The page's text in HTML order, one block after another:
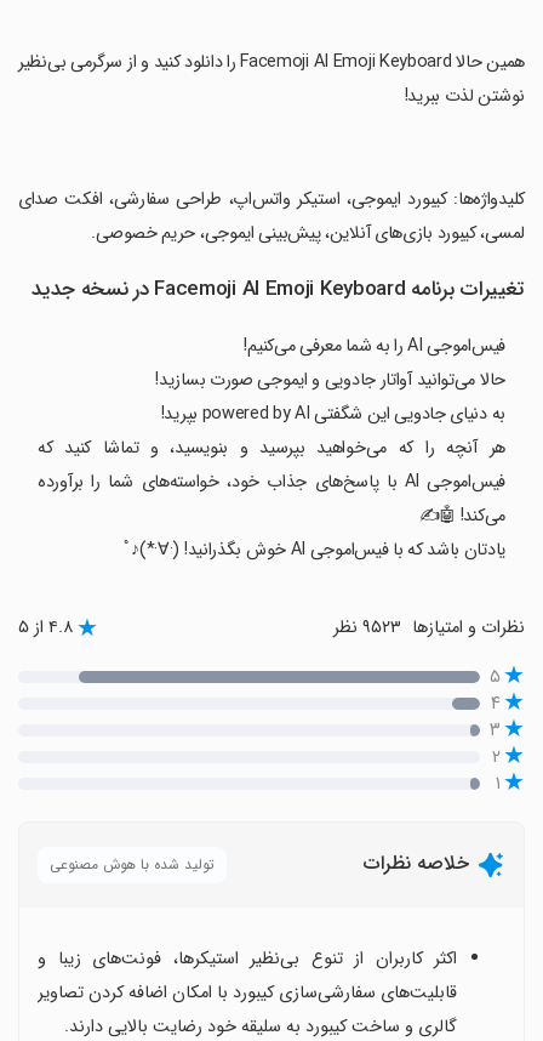
‏همین حالا Facemoji AI Emoji Keyboard را دانلود کنید و از سرگرمی بی‌نظیر
نوشتن لذت ببرید!
‏کلیدواژه‌ها: کیبورد ایموجی، استیکر واتس‌اپ، طراحی سفارشی، افکت صدای
لمسی، کیبورد بازی‌های آنلاین، پیش‌بینی ایموجی، حریم خصوصی.
تغییرات برنامه Facemoji AI Emoji Keyboard در نسخه جدید
فیس‌اموجی AI را به شما معرفی می‌کنیم!
حالا می‌توانید آواتار جادویی و ایموجی صورت بسازید!
به دنیای جادویی این شگفتی powered by AI بپرید!
هر آنچه را که می‌خواهید بپرسید و بنویسید، و تماشا کنید که
فیس‌اموجی AI با پاسخ‌های جذاب خود، خواسته‌های شما را برآورده
می‌کند! 🤖✍️
یادتان باشد که با فیس‌اموجی AI خوش بگذرانید! (·∀·*)♪ﾟ
نظرات و امتیازها ۴.۸ از ۵
۵
۴
۳
۲
۱
خلاصه نظرات تولید شده با هوش مصنوعی
اکثر کاربران از تنوع بی‌نظیر استیکرها، فونت‌های زیبا و
قابلیت‌های سفارشی‌سازی کیبورد با امکان اضافه کردن تصاویر
گالری و ساخت کیبورد به سلیقه خود رضایت بالایی دارند.